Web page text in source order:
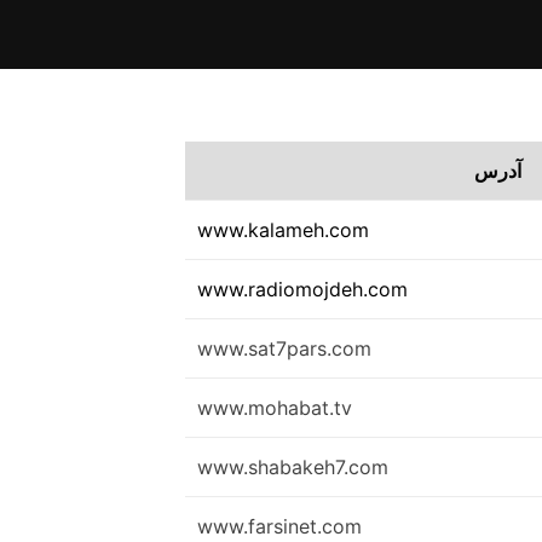
آدرس
www.kalameh.com
www.radiomojdeh.com
www.sat7pars.com
www.mohabat.tv
www.shabakeh7.com
www.farsinet.com